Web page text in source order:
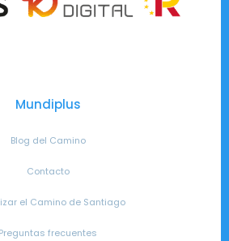
Mundiplus
Blog del Camino
Contacto
el Camino de Santiago
Preguntas frecuentes